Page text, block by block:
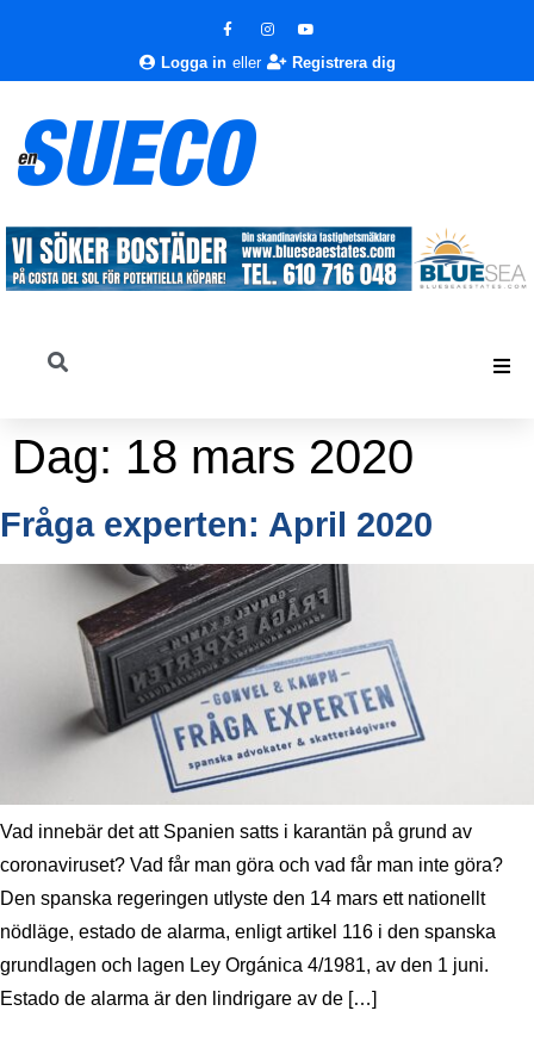
Logga in eller Registrera dig
Dag: 18 mars 2020
Fråga experten: April 2020
Vad innebär det att Spanien satts i karantän på grund av
coronaviruset? Vad får man göra och vad får man inte göra?
Den spanska regeringen utlyste den 14 mars ett nationellt
nödläge, estado de alarma, enligt artikel 116 i den spanska
grundlagen och lagen Ley Orgánica 4/1981, av den 1 juni.
Estado de alarma är den lindrigare av de […]